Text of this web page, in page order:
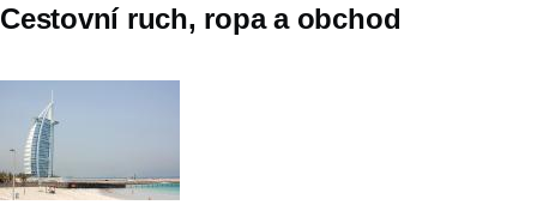
Cestovní ruch, ropa a obchod